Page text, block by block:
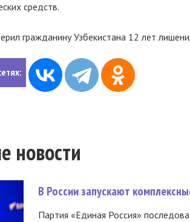
средств.
гражданину Узбекистана 12 лет
новости
В России запускают
Партия «Единая Россия»